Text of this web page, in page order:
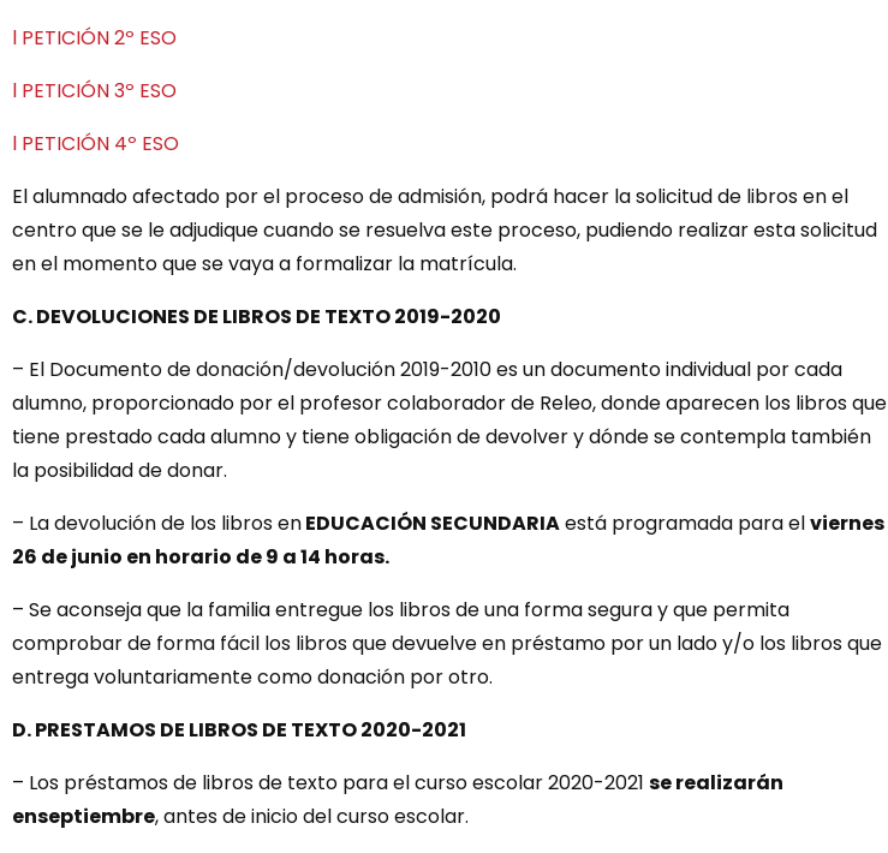
l PETICIÓN 2º ESO
l PETICIÓN 3º ESO
l PETICIÓN 4º ESO
El alumnado afectado por el proceso de admisión, podrá hacer la solicitud de libros en el
centro que se le adjudique cuando se resuelva este proceso, pudiendo realizar esta solicitud
en el momento que se vaya a formalizar la matrícula.
C. DEVOLUCIONES DE LIBROS DE TEXTO 2019-2020
– El Documento de donación/devolución 2019-2010 es un documento individual por cada
alumno, proporcionado por el profesor colaborador de Releo, donde aparecen los libros que
tiene prestado cada alumno y tiene obligación de devolver y dónde se contempla también
la posibilidad de donar.
– La devolución de los libros enEDUCACIÓN SECUNDARIAestá programada para elviernes
26 de junio en horario de 9 a 14 horas.
– Se aconseja que la familia entregue los libros de una forma segura y que permita
comprobar de forma fácil los libros que devuelve en préstamo por un lado y/o los libros que
entrega voluntariamente como donación por otro.
D. PRESTAMOS DE LIBROS DE TEXTO 2020-2021
– Los préstamos de libros de texto para el curso escolar 2020-2021 serealizarán
enseptiembre, antes de inicio del curso escolar.